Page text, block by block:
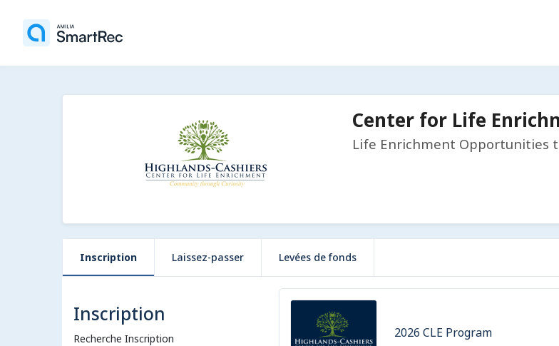
Center for Life
Life Enrichment Opportunities
Inscription Laissez-passer Levées de fonds
Inscription
Recherche Inscription 2026 CLE Program